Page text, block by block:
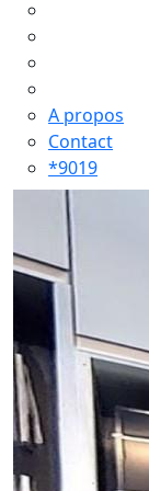
A propos
Contact
*9019